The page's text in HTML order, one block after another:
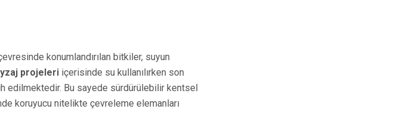
konumlandırılan bitkiler, suyun
projeleri içerisinde su kullanılırken son
edilmektedir. Bu sayede sürdürülebilir kentsel
koruyucu nitelikte çevreleme elemanları